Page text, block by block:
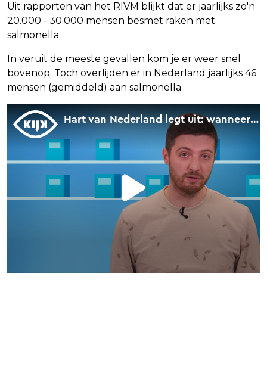
Uit rapporten van het RIVM blijkt dat er jaarlijks zo'n
20.000 - 30.000 mensen besmet raken met
salmonella.
In veruit de meeste gevallen kom je er weer snel
bovenop. Toch overlijden er in Nederland jaarlijks 46
mensen (gemiddeld) aan salmonella.